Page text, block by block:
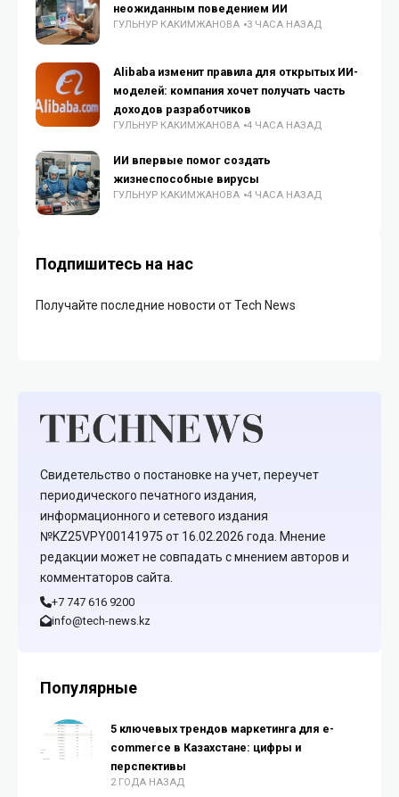
неожиданным поведением ИИ
ГУЛЬНУР КАКИМЖАНОВА 3 ЧАСА НАЗАД
Alibaba изменит правила для открытых ИИ-
моделей: компания хочет получать часть
доходов разработчиков
ГУЛЬНУР КАКИМЖАНОВА 4 ЧАСА НАЗАД
ИИ впервые помог создать
жизнеспособные вирусы
ГУЛЬНУР КАКИМЖАНОВА 4 ЧАСА НАЗАД
Подпишитесь на нас
Получайте последние новости от Tech News
Свидетельство о постановке на учет, переучет
периодического печатного издания,
информационного и сетевого издания
№KZ25VPY00141975 от 16.02.2026 года. Мнение
редакции может не совпадать с мнением авторов и
комментаторов сайта.
+7 747 616 9200
info@tech-news.kz
Популярные
5 ключевых трендов маркетинга для e-
commerce в Казахстане: цифры и
перспективы
2 ГОДА НАЗАД